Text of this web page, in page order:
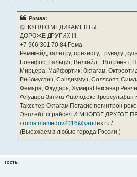
Ромаа:
КУПЛЮ МЕДИКАМЕНТЫ....
ДОРОЖЕ ДРУГИХ !!!
‪+7 966 301 70 84‬ Рома
Ремикейд, калетру, презисту, труваду
Бонефос, Вальцит, Велкейд, , Вотриент,
Мирцера, Майфортик, Октагам,
Рибомустин, Сандиммун, Селлсепт,
Фемара, Флудара, ХумираНексавар
Флудара Зитига Фазлодекс
Таксотер Октагам Пегасис пегинтрон
Энплейт спрайсел И МНОГОЕ ДРУГОЕ
/roma.mamedov2016@yandex.ru /
(Выезжаем в любые города России.)
Гость